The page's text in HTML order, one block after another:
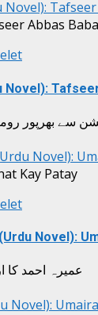
Novel):
Novel):
Novel):
Novel):
Novel):